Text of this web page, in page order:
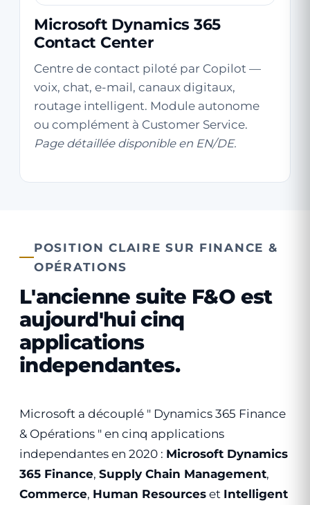
Microsoft Dynamics 365
Contact Center
Centre de contact piloté par Copilot —
voix, chat, e-mail, canaux digitaux,
routage intelligent. Module autonome
ou complément à Customer Service.
Page détaillée disponible en EN/DE.
POSITION CLAIRE SUR FINANCE &
OPÉRATIONS
L'ancienne suite F&O est
aujourd'hui cinq
applications
independantes.
Microsoft a découplé " Dynamics 365 Finance
& Opérations " en cinq applications
independantes en 2020 : Microsoft Dynamics
365 Finance, Supply Chain Management,
Commerce, Human Resources et Intelligent